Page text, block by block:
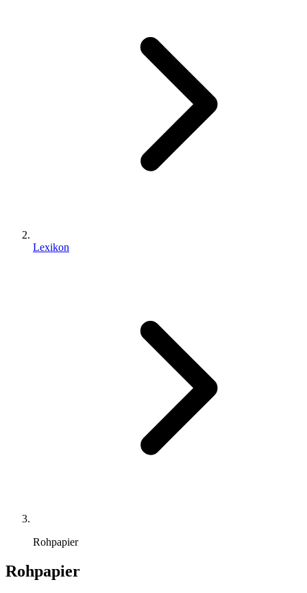
Lexikon
Rohpapier
Rohpapier